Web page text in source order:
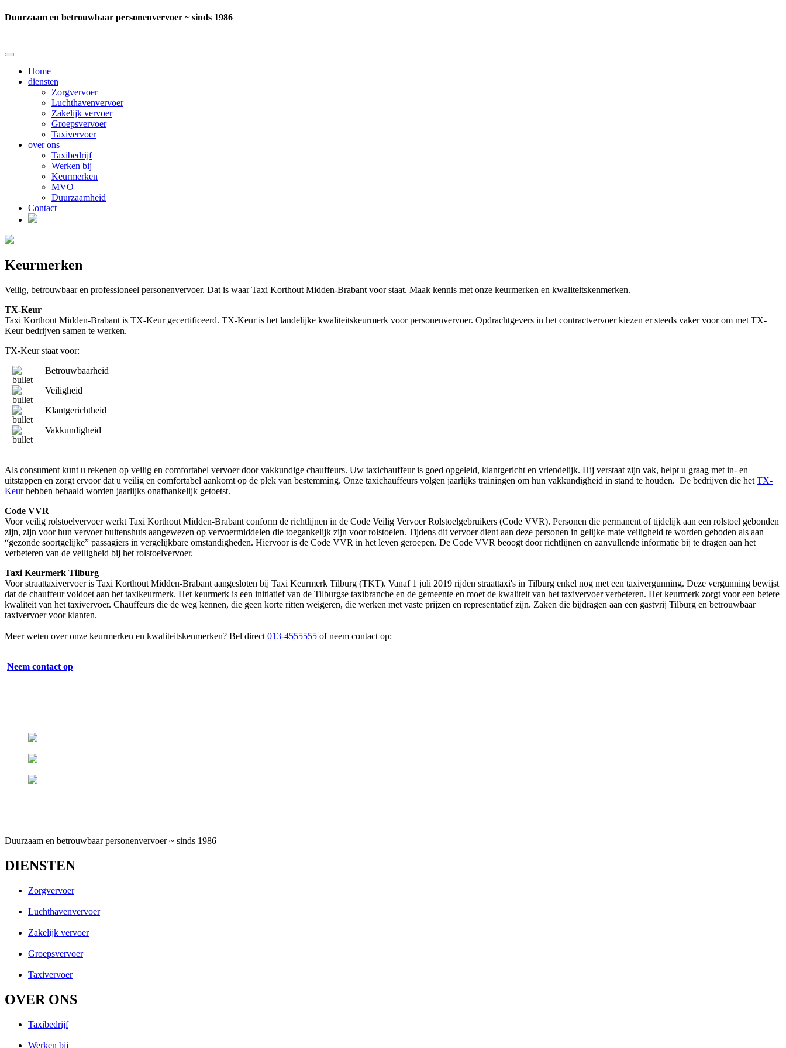
Duurzaam en betrouwbaar personenvervoer ~ sinds 1986
Home
diensten
Zorgvervoer
Luchthavenvervoer
Zakelijk vervoer
Groepsvervoer
Taxivervoer
over ons
Taxibedrijf
Werken bij
Keurmerken
MVO
Duurzaamheid
Contact
Keurmerken
Veilig, betrouwbaar en professioneel personenvervoer. Dat is waar Taxi Korthout Midden-Brabant voor staat. Maak kennis met onze keurmerken en kwaliteitskenmerken.
TX-Keur
Taxi Korthout Midden-Brabant is TX-Keur gecertificeerd. TX-Keur is het landelijke kwaliteitskeurmerk voor personenvervoer. Opdrachtgevers in het contractvervoer kiezen er steeds vaker voor om met TX-
Keur bedrijven samen te werken.
TX-Keur staat voor:
Betrouwbaarheid
Veiligheid
Klantgerichtheid
Vakkundigheid
Als consument kunt u rekenen op veilig en comfortabel vervoer door vakkundige chauffeurs. Uw taxichauffeur is goed opgeleid, klantgericht en vriendelijk. Hij verstaat zijn vak, helpt u graag met in- en
uitstappen en zorgt ervoor dat u veilig en comfortabel aankomt op de plek van bestemming. Onze taxichauffeurs volgen jaarlijks trainingen om hun vakkundigheid in stand te houden. De bedrijven die het TX-
Keurhebben behaald worden jaarlijks onafhankelijk getoetst.
Code VVR
Voor veilig rolstoelvervoer werkt Taxi Korthout Midden-Brabant conform de richtlijnen in de Code Veilig Vervoer Rolstoelgebruikers (Code VVR). Personen die permanent of tijdelijk aan een rolstoel gebonden
zijn, zijn voor hun vervoer buitenshuis aangewezen op vervoermiddelen die toegankelijk zijn voor rolstoelen. Tijdens dit vervoer dient aan deze personen in gelijke mate veiligheid te worden geboden als aan
“gezonde soortgelijke” passagiers in vergelijkbare omstandigheden. Hiervoor is de Code VVR in het leven geroepen. De Code VVR beoogt door richtlijnen en aanvullende informatie bij te dragen aan het
verbeteren van de veiligheid bij het rolstoelvervoer.
Taxi Keurmerk Tilburg
Voor straattaxivervoer is Taxi Korthout Midden-Brabant aangesloten bij Taxi Keurmerk Tilburg (TKT). Vanaf 1 juli 2019 rijden straattaxi's in Tilburg enkel nog met een taxivergunning. Deze vergunning bewijst
dat de chauffeur voldoet aan het taxikeurmerk. Het keurmerk is een initiatief van de Tilburgse taxibranche en de gemeente en moet de kwaliteit van het taxivervoer verbeteren. Het keurmerk zorgt voor een betere
kwaliteit van het taxivervoer. Chauffeurs die de weg kennen, die geen korte ritten weigeren, die werken met vaste prijzen en representatief zijn. Zaken die bijdragen aan een gastvrij Tilburg en betrouwbaar
taxivervoer voor klanten.
Meer weten over onze keurmerken en kwaliteitskenmerken? Bel direct 013-4555555 of neem contact op:
Neem contact op
Duurzaam en betrouwbaar personenvervoer ~ sinds 1986
DIENSTEN
Zorgvervoer
Luchthavenvervoer
Zakelijk vervoer
Groepsvervoer
Taxivervoer
OVER ONS
Taxibedrijf
Werken bij